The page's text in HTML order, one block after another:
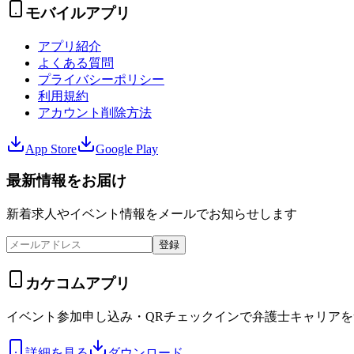
モバイルアプリ
アプリ紹介
よくある質問
プライバシーポリシー
利用規約
アカウント削除方法
App Store Google Play
最新情報をお届け
新着求人やイベント情報をメールでお知らせします
登録
カケコムアプリ
イベント参加申し込み・QRチェックインで弁護士キャリアを